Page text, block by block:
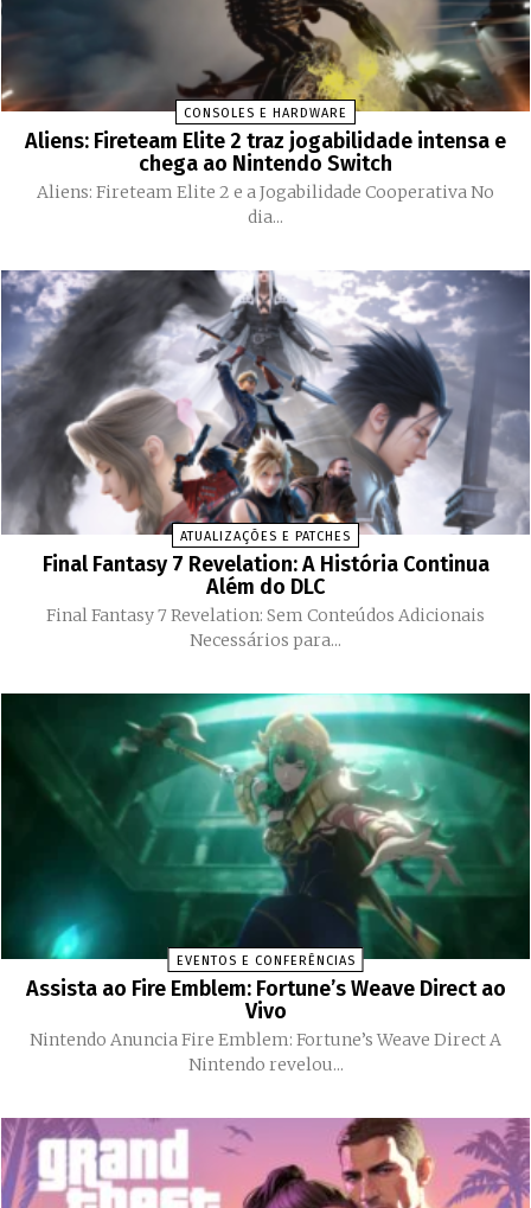
CONSOLES E HARDWARE
Aliens: Fireteam Elite 2 traz jogabilidade intensa e
chega ao Nintendo Switch
Aliens: Fireteam Elite 2 e a Jogabilidade Cooperativa No
dia...
ATUALIZAÇÕES E PATCHES
Final Fantasy 7 Revelation: A História Continua
Além do DLC
Final Fantasy 7 Revelation: Sem Conteúdos Adicionais
Necessários para...
EVENTOS E CONFERÊNCIAS
Assista ao Fire Emblem: Fortune’s Weave Direct ao
Vivo
Nintendo Anuncia Fire Emblem: Fortune’s Weave Direct A
Nintendo revelou...